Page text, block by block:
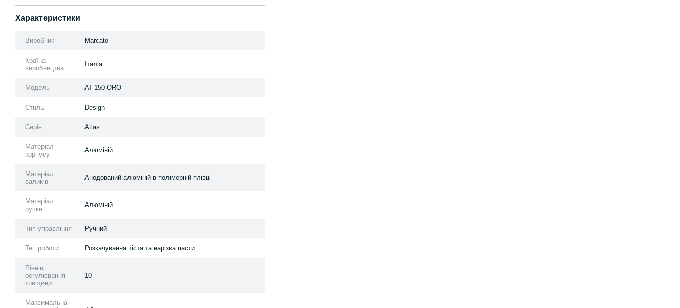
Характеристики
Виробник Marcato
Країна
виробництва
Італія
Модель AT-150-ORO
Стиль Design
Серія Atlas
Матеріал
корпусу
Алюміній
Матеріал
валиків
Анодований алюміній в полімерній плівці
Матеріал
ручки
Алюміній
Тип управління Ручний
Тип роботи Розкачування тіста та нарізка пасти
Рівнів
регулювання
товщини
10
Максимальна